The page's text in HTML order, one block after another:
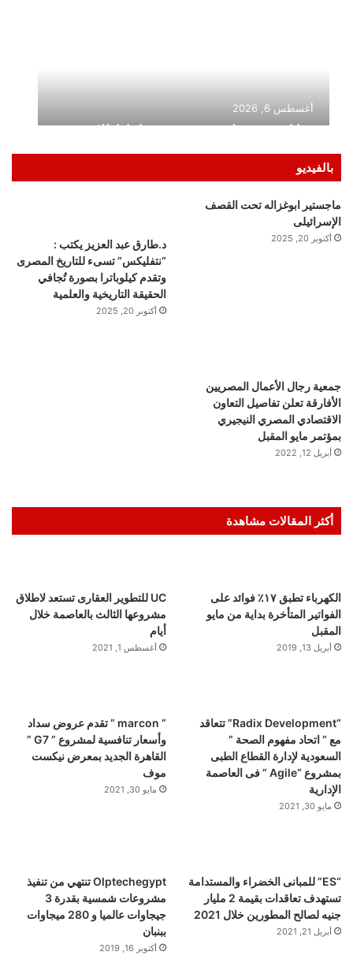
بالفيديو
ماجستير ابوغزاله تحت القصف
الإسرائيلى
أكتوبر 20, 2025
د.طارق عبد العزيز يكتب :
“نتفليكس” تسىء للتاريخ المصرى
وتقدم كيلوباترا بصورة تُجافي
الحقيقة التاريخية والعلمية
أكتوبر 20, 2025
جمعية رجال الأعمال المصريين
الأفارقة تعلن تفاصيل التعاون
الاقتصادي المصري النيجيري
بمؤتمر مايو المقبل
أبريل 12, 2022
أكثر المقالات مشاهدة
الكهرباء تطبق ١٧٪ فوائد على
الفواتير المتأخرة بداية من مايو
المقبل
أبريل 13, 2019
UC للتطوير العقارى تستعد لاطلاق
مشروعها الثالث بالعاصمة خلال
أيام
أغسطس 1, 2021
“Radix Development” تتعاقد
مع ” اتحاد مفهوم الصحة ”
السعودية لإدارة القطاع الطبى
بمشروع “Agile ” فى العاصمة
الإدارية
مايو 30, 2021
” marcon ” تقدم عروض سداد
وأسعار تنافسية لمشروع ” G7 ”
القاهرة الجديد بمعرض نيكست
موف
مايو 30, 2021
“ES” للمبانى الخضراء والمستدامة
تستهدف تعاقدات بقيمة 2 مليار
جنيه لصالح المطورين خلال 2021
أبريل 21, 2021
Olptechegypt تنتهي من تنفيذ
مشروعات شمسية بقدرة 3
جيجاوات عالميا و 280 ميجاوات
ببنبان
أكتوبر 16, 2019